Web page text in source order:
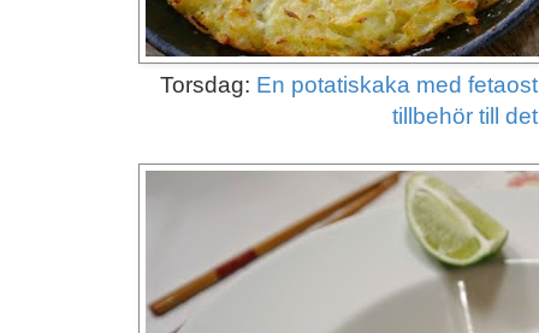
Torsdag: En potatiskaka med
tillbehör till